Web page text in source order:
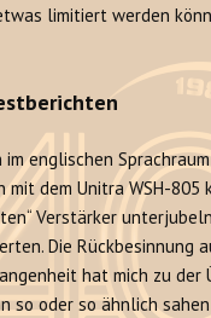
limitiert werden
im englischen
dem Unitra WSH-805
Verstärker
Die Rückbesinnung
hat mich zu der
so oder so ähnlich